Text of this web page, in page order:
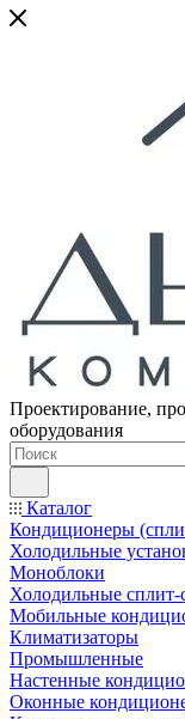
Проектирование,
оборудования
Каталог
Кондиционеры
Холодильные
Моноблоки
Холодильные сплит-
Мобильные
Климатизаторы
Промышленные
Настенные
Оконные